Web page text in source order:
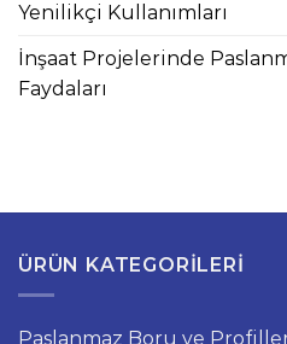
Yenilikçi Kullanımları
İnşaat Projelerinde
Faydaları
ÜRÜN KATEGORILERI
Paslanmaz Boru ve